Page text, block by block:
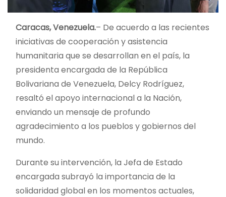
Caracas, Venezuela.– De acuerdo a las recientes
iniciativas de cooperación y asistencia
humanitaria que se desarrollan en el país, la
presidenta encargada de la República
Bolivariana de Venezuela, Delcy Rodríguez,
resaltó el apoyo internacional a la Nación,
enviando un mensaje de profundo
agradecimiento a los pueblos y gobiernos del
mundo.
Durante su intervención, la Jefa de Estado
encargada subrayó la importancia de la
solidaridad global en los momentos actuales,